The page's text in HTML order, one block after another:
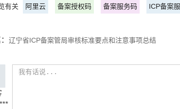
有关 阿里云 备案授权码 备案服务码 ICP备案
辽宁省ICP备案管局审核标准要点和注意事项总结